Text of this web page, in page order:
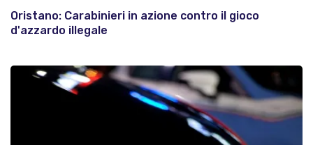
Oristano: Carabinieri in azione contro il gioco
d'azzardo illegale